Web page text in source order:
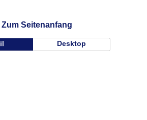
Zum Seitenanfang
Desktop